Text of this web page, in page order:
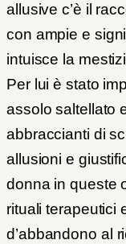
allusive c’è il
con ampie e
intuisce la
Per lui è stato
assolo saltellato
abbraccianti di
allusioni e
donna in queste
rituali terapeutici
d’abbandono al